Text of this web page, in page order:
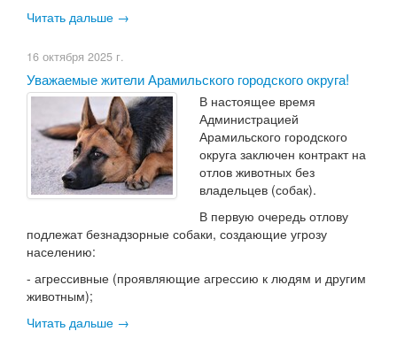
Читать дальше →
16 октября 2025 г.
​Уважаемые жители Арамильского городского округа!
В настоящее время
Администрацией
Арамильского городского
округа заключен контракт на
отлов животных без
владельцев (собак).
В первую очередь отлову
подлежат безнадзорные собаки, создающие угрозу
населению:
- агрессивные (проявляющие агрессию к людям и другим
животным);
Читать дальше →